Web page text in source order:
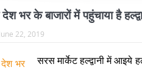
भर के बाजारों में पहुंचाया है
22, 2019
सरस मार्केट हल्द्वानी में आइये